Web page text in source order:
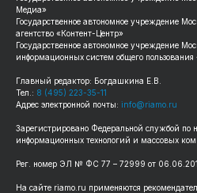
Медиа»
Государственное автономное учреждение
агентство «Контент-Центр»
Государственное автономное учреждение
информационных систем общего пользования
Главный редактор: Богдашкина Е.В.
Тел.: 8 (495) 223-35-11
Адрес электронной почты: info@riamo.ru
Зарегистрировано Федеральной службой по
информационных технологий и массовых
Рег. номер ЭЛ № ФС 77 – 72999 от
На сайте riamo.ru применяются